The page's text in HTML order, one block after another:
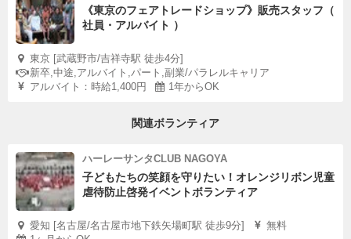
《東京のフェアトレードショップ》販売スタッフ（
社員・アルバイト ）
東京 [武蔵野市/吉祥寺駅 徒歩4分]
新卒,中途,アルバイト,パート,副業/パラレルキャリア
アルバイト：時給1,400円
1年からOK
関連ボランティア
ハーレーサンタCLUB NAGOYA
子どもたちの笑顔を守りたい！オレンジリボン児童
虐待防止啓発イベントボランティア
愛知 [名古屋/名古屋市地下鉄矢場町駅 徒歩9分]
無料